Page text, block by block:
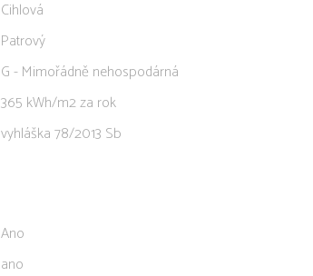
Cihlová
Patrový
G - Mimořádně nehospodárná
365 kWh/m2 za rok
vyhláška 78/2013 Sb
Ano
ano